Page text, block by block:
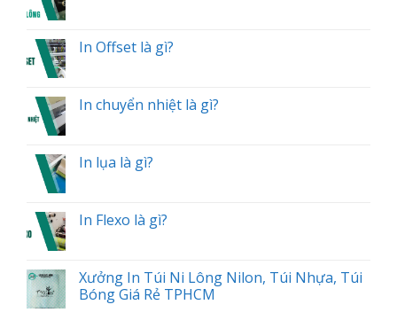
In Offset là gì?
In chuyển nhiệt là gì?
In lụa là gì?
In Flexo là gì?
Xưởng In Túi Ni Lông Nilon, Túi Nhựa, Túi
Bóng Giá Rẻ TPHCM